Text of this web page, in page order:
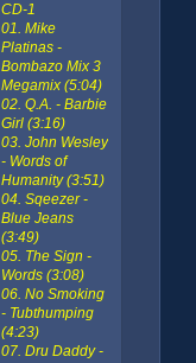
CD-1
01. Mike
Platinas -
Bombazo Mix 3
Megamix (5:04)
02. Q.A. - Barbie
Girl (3:16)
03. John Wesley
- Words of
Humanity (3:51)
04. Sqeezer -
Blue Jeans
(3:49)
05. The Sign -
Words (3:08)
06. No Smoking
- Tubthumping
(4:23)
07. Dru Daddy -